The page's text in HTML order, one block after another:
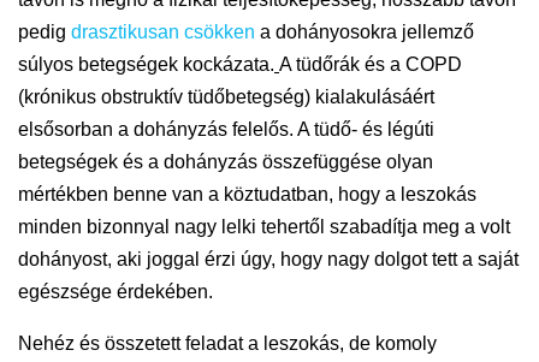
pedig drasztikusan csökken a dohányosokra jellemző
súlyos betegségek kockázata. A tüdőrák és a COPD
(krónikus obstruktív tüdőbetegség) kialakulásáért
elsősorban a dohányzás felelős. A tüdő- és légúti
betegségek és a dohányzás összefüggése olyan
mértékben benne van a köztudatban, hogy a leszokás
minden bizonnyal nagy lelki tehertől szabadítja meg a volt
dohányost, aki joggal érzi úgy, hogy nagy dolgot tett a saját
egészsége érdekében.
Nehéz és összetett feladat a leszokás, de komoly